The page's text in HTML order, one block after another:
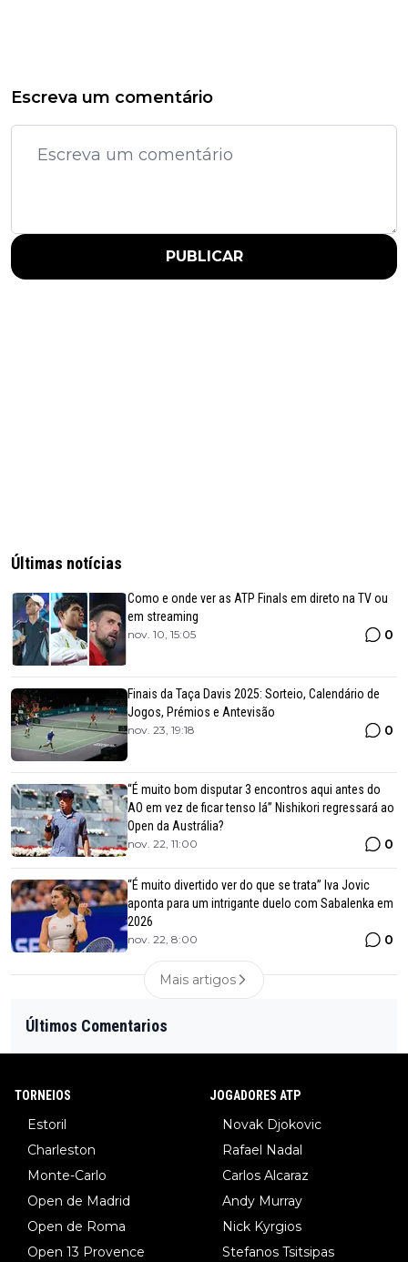
Escreva um comentário
PUBLICAR
Últimas notícias
Como e onde ver as ATP Finals em direto na TV ou
em streaming
nov. 10, 15:05 0
Finais da Taça Davis 2025: Sorteio, Calendário de
Jogos, Prémios e Antevisão
nov. 23, 19:18 0
“É muito bom disputar 3 encontros aqui antes do
AO em vez de ficar tenso lá” Nishikori regressará ao
Open da Austrália?
nov. 22, 11:00 0
“É muito divertido ver do que se trata” Iva Jovic
aponta para um intrigante duelo com Sabalenka em
2026
nov. 22, 8:00 0
Mais artigos
Últimos Comentarios
TORNEIOS
Estoril
Charleston
Monte-Carlo
Open de Madrid
Open de Roma
Open 13 Provence
JOGADORES ATP
Novak Djokovic
Rafael Nadal
Carlos Alcaraz
Andy Murray
Nick Kyrgios
Stefanos Tsitsipas